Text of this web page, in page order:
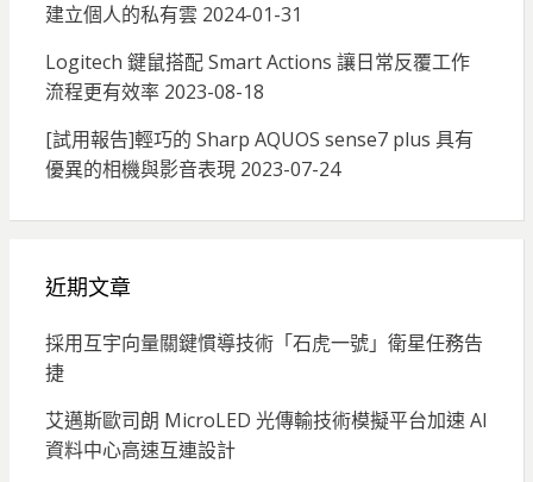
建立個人的私有雲 2024-01-31
Logitech 鍵鼠搭配 Smart Actions 讓日常反覆工作
流程更有效率 2023-08-18
[試用報告]輕巧的 Sharp AQUOS sense7 plus 具有
優異的相機與影音表現 2023-07-24
近期文章
採用互宇向量關鍵慣導技術「石虎一號」衛星任務告
捷
艾邁斯歐司朗 MicroLED 光傳輸技術模擬平台加速 AI
資料中心高速互連設計